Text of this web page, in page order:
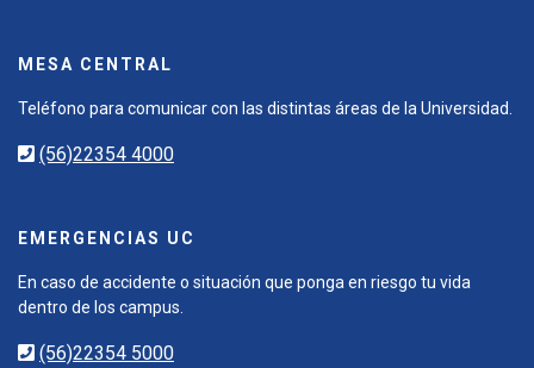
MESA CENTRAL
Teléfono para comunicar con las distintas áreas de la Universidad.
(56)22354 4000
EMERGENCIAS UC
En caso de accidente o situación que ponga en riesgo tu vida
dentro de los campus.
(56)22354 5000